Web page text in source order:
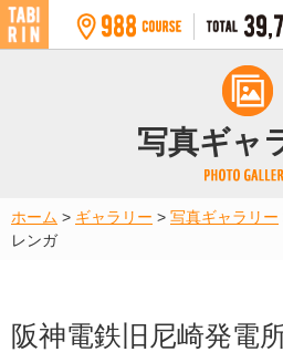
写真ギャ
ホーム > ギャラリー > 写真ギャラリー
レンガ
阪神電鉄旧尼崎発電